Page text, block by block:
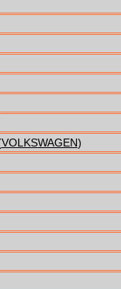
VOLKSWAGEN)